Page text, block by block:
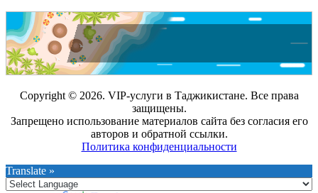
Copyright © 2026. VIP-услуги в Таджикистане. Все права
защищены.
Запрещено использование материалов сайта без согласия его
авторов и обратной ссылки.
Политика конфиденциальности
Translate »